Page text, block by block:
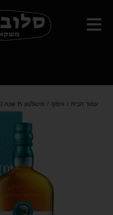
עמוד הבית / וויסקי / סינגלטון 15 שנה 700 מ״ל